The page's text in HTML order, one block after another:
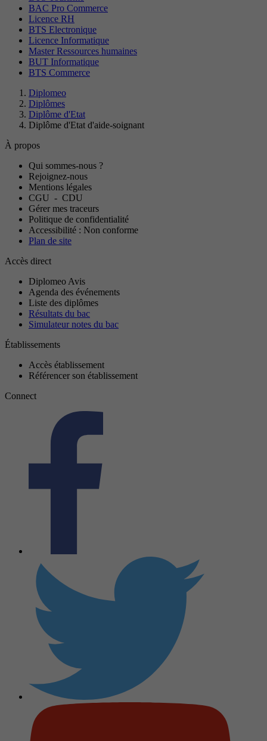
BAC Pro Commerce
Licence RH
BTS Electronique
Licence Informatique
Master Ressources humaines
BUT Informatique
BTS Commerce
Diplomeo
Diplômes
Diplôme d'Etat
Diplôme d'Etat d'aide-soignant
À propos
Qui sommes-nous ?
Rejoignez-nous
Mentions légales
CGU - CDU
Gérer mes traceurs
Politique de confidentialité
Accessibilité : Non conforme
Plan de site
Accès direct
Diplomeo Avis
Agenda des événements
Liste des diplômes
Résultats du bac
Simulateur notes du bac
Établissements
Accès établissement
Référencer son établissement
Connect